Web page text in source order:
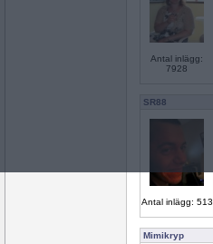
Antal inlägg:
7928
SR88
Antal inlägg: 513
Mimikryp